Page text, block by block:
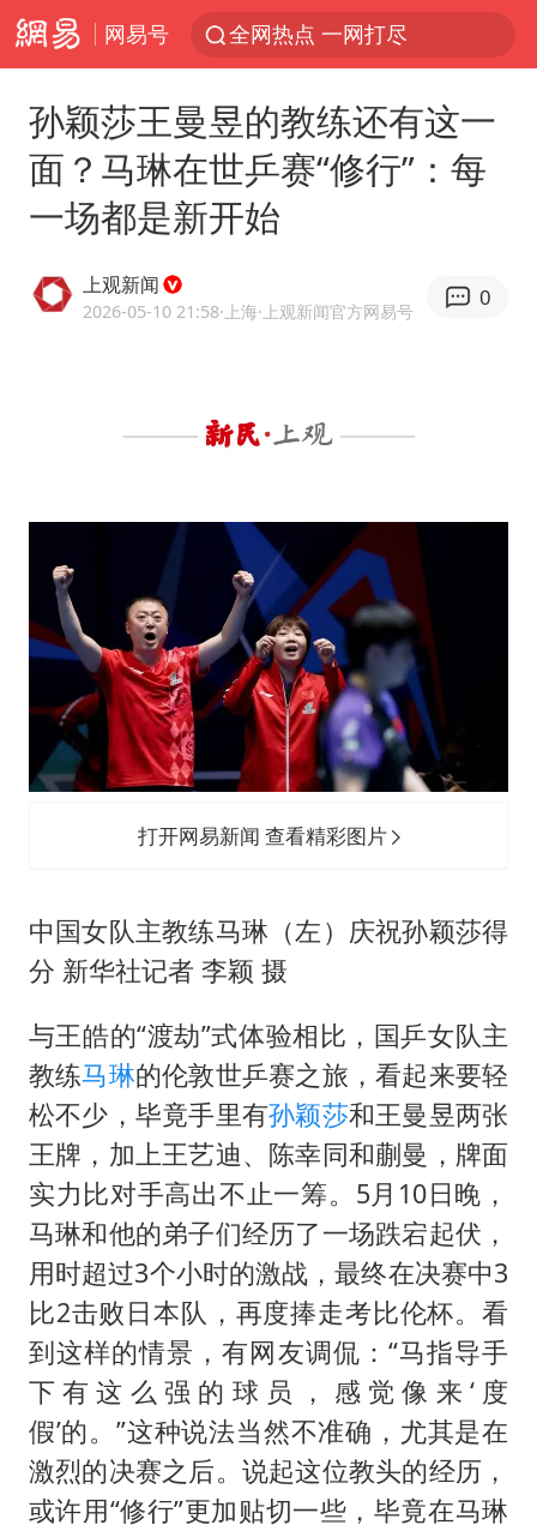
网易号 全网热点 一网打尽
孙颖莎王曼昱的教练还有这一
面？马琳在世乒赛“修行”：每
一场都是新开始
上观新闻
2026-05-10 21:58·上海·上观新闻官方网易号
0
打开网易新闻 查看精彩图片
中国女队主教练马琳（左）庆祝孙颖莎得
分 新华社记者 李颖 摄
与王皓的“渡劫”式体验相比，国乒女队主
教练马琳的伦敦世乒赛之旅，看起来要轻
松不少，毕竟手里有孙颖莎和王曼昱两张
王牌，加上王艺迪、陈幸同和蒯曼，牌面
实力比对手高出不止一筹。5月10日晚，
马琳和他的弟子们经历了一场跌宕起伏，
用时超过3个小时的激战，最终在决赛中3
比2击败日本队，再度捧走考比伦杯。看
到这样的情景，有网友调侃：“马指导手
下有这么强的球员，感觉像来‘度
假’的。”这种说法当然不准确，尤其是在
激烈的决赛之后。说起这位教头的经历，
或许用“修行”更加贴切一些，毕竟在马琳